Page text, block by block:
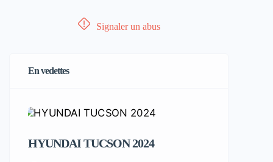
Signaler un abus
En vedettes
HYUNDAI TUCSON 2024